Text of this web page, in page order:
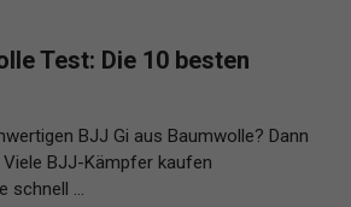
Test: Die 10 besten
BJJ Gi aus Baumwolle? Dann
BJJ-Kämpfer kaufen
schnell …